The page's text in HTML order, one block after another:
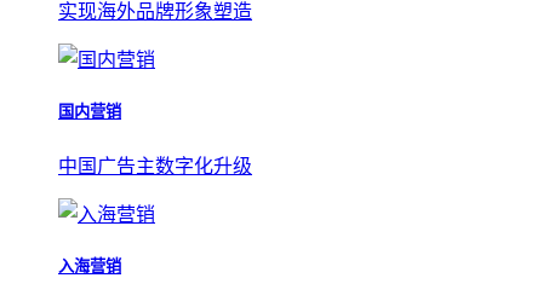
实现海外品牌形象塑造
国内营销
中国广告主数字化升级
入海营销